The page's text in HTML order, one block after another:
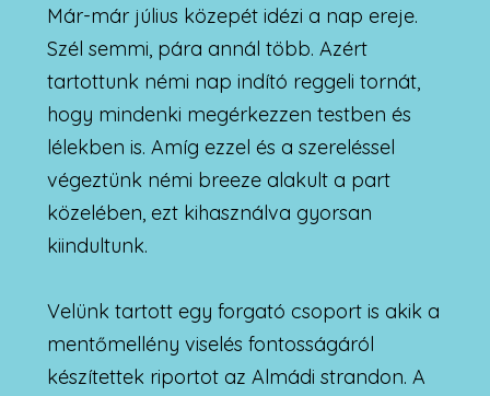
Már-már július közepét idézi a nap ereje.
Szél semmi, pára annál több. Azért
tartottunk némi nap indító reggeli tornát,
hogy mindenki megérkezzen testben és
lélekben is. Amíg ezzel és a szereléssel
végeztünk némi breeze alakult a part
közelében, ezt kihasználva gyorsan
kiindultunk.
Velünk tartott egy forgató csoport is akik a
mentőmellény viselés fontosságáról
készítettek riportot az Almádi strandon. A